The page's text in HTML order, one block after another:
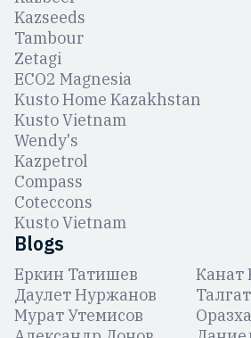
Kazseeds
Tambour
Zetagi
ЕCO2 Magnesia
Kusto Home Kazakhstan
Kusto Vietnam
Wendy's
Kazpetrol
Compass
Coteccons
Kusto Vietnam
Blogs
Еркин Татишев
Канат
Даулет Нуржанов
Мурат Утемисов